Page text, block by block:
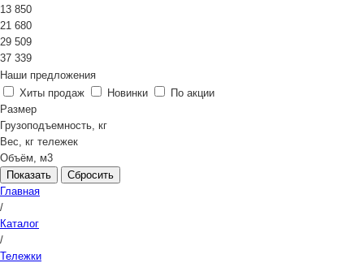
13 850
21 680
29 509
37 339
Наши предложения
Хиты продаж
Новинки
По акции
Размер
Грузоподъемность, кг
Вес, кг тележек
Объём, м3
Сбросить
Главная
/
Каталог
/
Тележки